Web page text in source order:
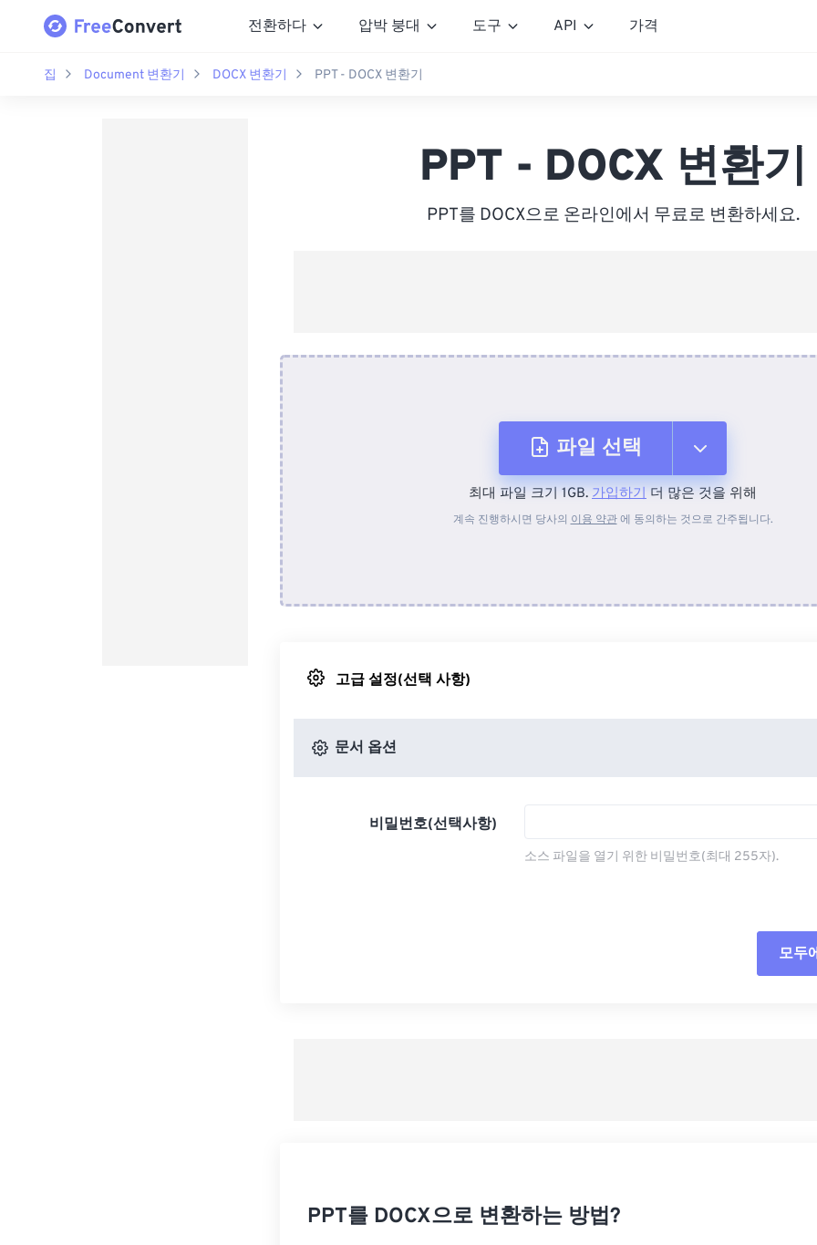
전환하다 압박 붕대 도구 API 가격
집 Document 변환기 DOCX 변환기 PPT - DOCX 변환기
PPT - DOCX 변환기
PPT를 DOCX으로 온라인에서 무료로 변환하세요.
파일 선택
장치에서
최대 파일 크기 1GB. 가입하기 더 많은 것을 위해
계속 진행하시면 당사의 이용 약관에 동의하는 것으로 간주됩니다.
고급 설정(선택 사항)
문서 옵션
비밀번호(선택사항)
소스 파일을 열기 위한 비밀번호(최대 255자).
모두
PPT를 DOCX으로 변환하는 방법?